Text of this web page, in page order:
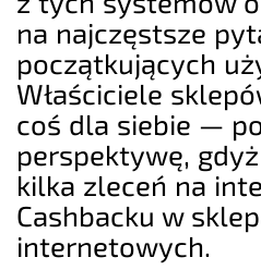
na najczęstsze
początkujących
Właściciele
coś dla siebie —
perspektywę,
kilka zleceń na
Cashbacku w
internetowych.